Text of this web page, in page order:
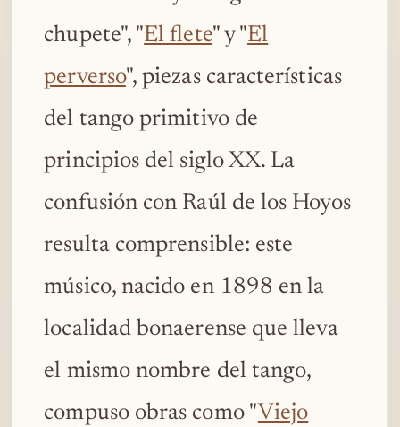
chupete", "El flete" y "El
perverso", piezas características
del tango primitivo de
principios del siglo XX. La
confusión con Raúl de los Hoyos
resulta comprensible: este
músico, nacido en 1898 en la
localidad bonaerense que lleva
el mismo nombre del tango,
compuso obras como "Viejo